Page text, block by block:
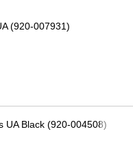
(920-007931)